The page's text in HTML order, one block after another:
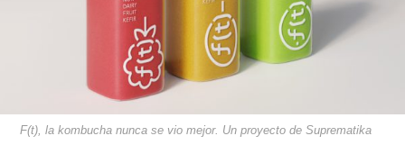
F(t), la kombucha nunca se vio mejor. Un proyecto de Suprematika